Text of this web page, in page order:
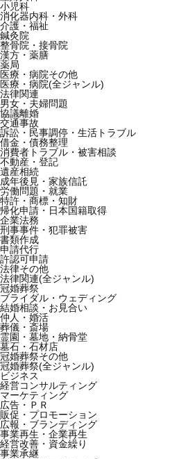
小児科
消化器内科・外科
介護・福祉
鍼灸院
整骨院・接骨院
漢方・薬膳
薬局
医療・病院その他
医療・病院(全ジャンル)
法律関連
男女・夫婦問題
協議離婚
交通事故
訴訟・民事調停・生活トラブル
借金・債務整理
消費者トラブル・被害相談
不動産・登記
遺産相続
成年後見・家族信託
労働問題・就業
特許・商標・知財
帰化申請・日本国籍取得
企業法務
刑事事件・犯罪被害
書類作成
申請代行
許認可申請
法律その他
法律関連(全ジャンル)
冠婚葬祭
ブライダル・ウェディング
結婚相談・お見合い
仲人・婚活
葬儀・斎場
霊園・墓地・納骨堂
墓石・石材店
冠婚葬祭その他
冠婚葬祭(全ジャンル)
ビジネス
経営コンサルティング
マーケティング
広告・ＰＲ
販促・プロモーション
広報・ブランディング
事業再生・企業再生
経営改善・資金繰り
事業承継